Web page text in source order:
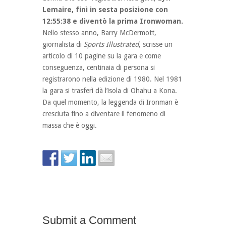
Lemaire, finì in sesta posizione con
12:55:38 e diventò la prima Ironwoman.
Nello stesso anno, Barry McDermott,
giornalista di Sports Illustrated, scrisse un
articolo di 10 pagine su la gara e come
conseguenza, centinaia di persona si
registrarono nella edizione di 1980. Nel 1981
la gara si trasferì dà l’isola di Ohahu a Kona.
Da quel momento, la leggenda di Ironman è
cresciuta fino a diventare il fenomeno di
massa che è oggi.
Submit a Comment